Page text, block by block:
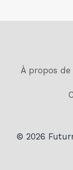
À propos de
© 2026